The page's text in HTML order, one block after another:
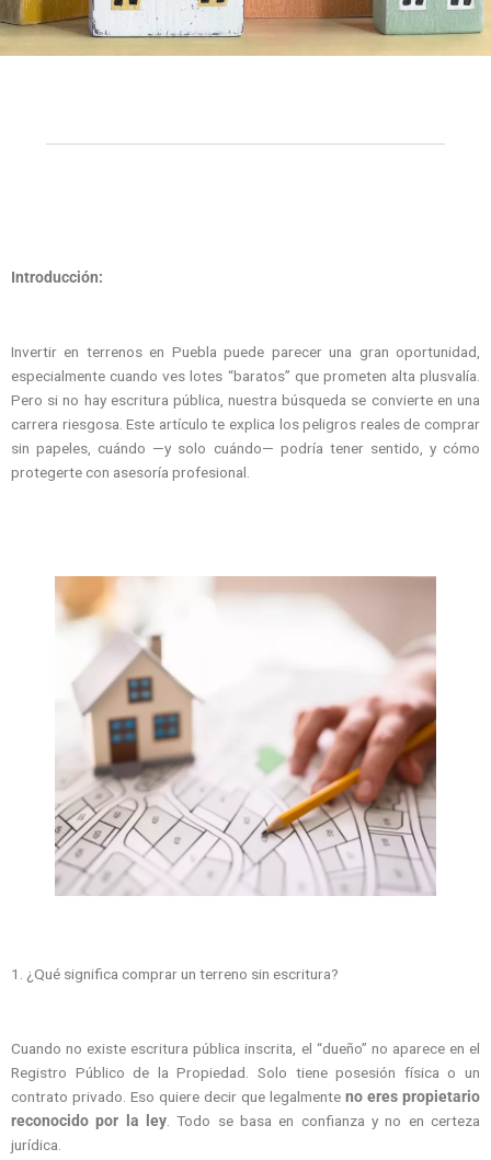
Introducción:
Invertir en terrenos en Puebla puede parecer una gran oportunidad,
especialmente cuando ves lotes “baratos” que prometen alta plusvalía.
Pero si no hay escritura pública, nuestra búsqueda se convierte en una
carrera riesgosa. Este artículo te explica los peligros reales de comprar
sin papeles, cuándo —y solo cuándo— podría tener sentido, y cómo
protegerte con asesoría profesional.
1. ¿Qué significa comprar un terreno sin escritura?
Cuando no existe escritura pública inscrita, el “dueño” no aparece en el
Registro Público de la Propiedad. Solo tiene posesión física o un
contrato privado. Eso quiere decir que legalmente no eres propietario
reconocido por la ley . Todo se basa en confianza y no en certeza
jurídica.